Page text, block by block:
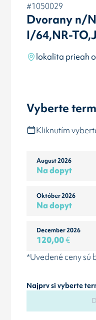
#1050029
Dvorany n/
I/64,NR-TO,J
lokalita prieah
Vyberte
Kliknutím
August 2026
Na dopyt
Október 2026
Na dopyt
December 2026
120,00€
*Uvedené ceny sú
Najprv si vyberte